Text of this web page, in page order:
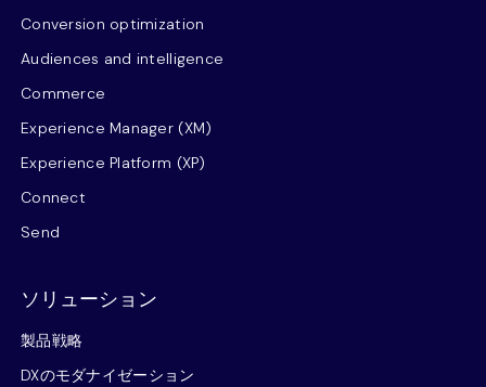
Conversion optimization
Audiences and intelligence
Commerce
Experience Manager (XM)
Experience Platform (XP)
Connect
Send
ソリューション
製品戦略
DXのモダナイゼーション